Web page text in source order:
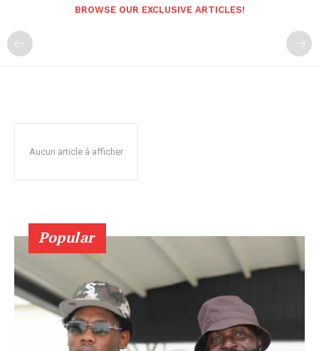
BROWSE OUR EXCLUSIVE ARTICLES!
Aucun article à afficher
Popular